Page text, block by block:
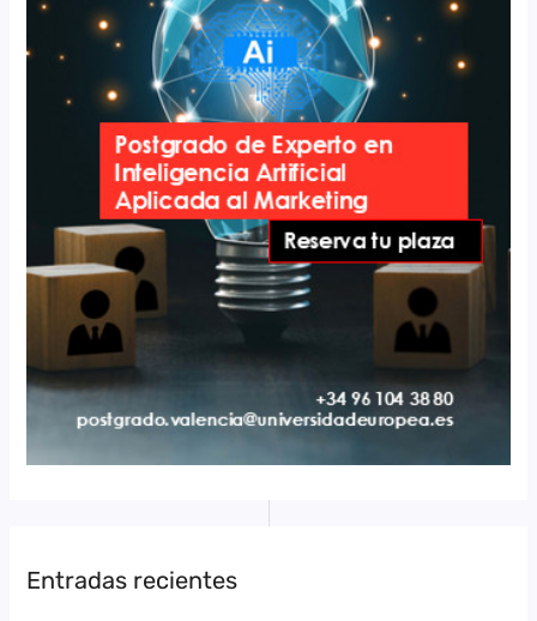
Entradas recientes